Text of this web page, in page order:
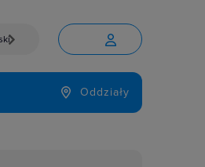


Oddziały